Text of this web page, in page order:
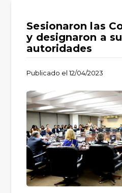
Sesionaron las
y designaron a
autoridades
Publicado el12/04/2023